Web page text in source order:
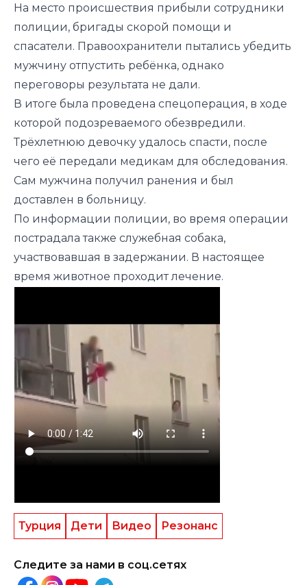
На место происшествия прибыли сотрудники
полиции, бригады скорой помощи и
спасатели. Правоохранители пытались убедить
мужчину отпустить ребёнка, однако
переговоры результата не дали.
В итоге была проведена спецоперация, в ходе
которой подозреваемого обезвредили.
Трёхлетнюю девочку удалось спасти, после
чего её передали медикам для обследования.
Сам мужчина получил ранения и был
доставлен в больницу.
По информации полиции, во время операции
пострадала также служебная собака,
участвовавшая в задержании. В настоящее
время животное проходит лечение.
Турция Дети Видео Резонанс
Следите за нами в соц.сетях